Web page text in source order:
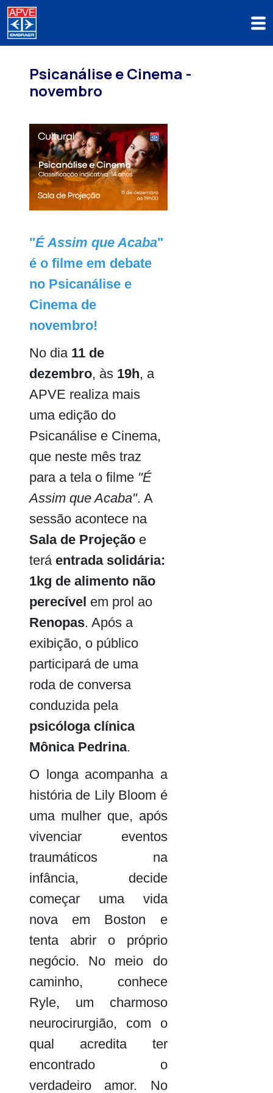
Psicanálise e Cinema -
novembro
"É Assim que Acaba"
é o filme em debate
no Psicanálise e
Cinema de
novembro!
No dia 11 de
dezembro, às 19h, a
APVE realiza mais
uma edição do
Psicanálise e Cinema,
que neste mês traz
para a tela o filme "É
Assim que Acaba". A
sessão acontece na
Sala de Projeção e
terá entrada solidária:
1kg de alimento não
perecível em prol ao
Renopas. Após a
exibição, o público
participará de uma
roda de conversa
conduzida pela
psicóloga clínica
Mônica Pedrina.
O longa acompanha a
história de Lily Bloom é
uma mulher que, após
vivenciar eventos
traumáticos na
infância, decide
começar uma vida
nova em Boston e
tenta abrir o próprio
negócio. No meio do
caminho, conhece
Ryle, um charmoso
neurocirurgião, com o
qual acredita ter
encontrado o
verdadeiro amor. No